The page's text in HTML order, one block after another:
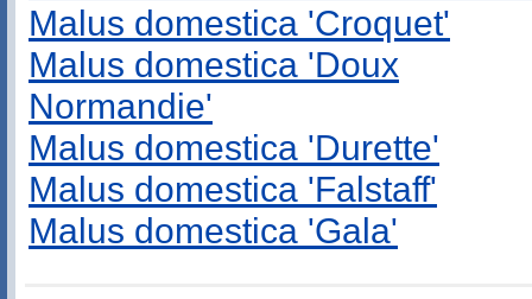
Malus domestica 'Croquet'
Malus domestica 'Doux
Normandie'
Malus domestica 'Durette'
Malus domestica 'Falstaff'
Malus domestica 'Gala'